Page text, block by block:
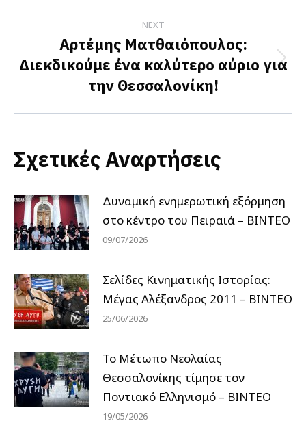
NEXT
Next
post:
Αρτέμης Ματθαιόπουλος:
Διεκδικούμε ένα καλύτερο αύριο για
την Θεσσαλονίκη!
Σχετικές Αναρτήσεις
Δυναμική ενημερωτική εξόρμηση
στο κέντρο του Πειραιά – ΒΙΝΤΕΟ
09/07/2026
Σελίδες Κινηματικής Ιστορίας:
Μέγας Αλέξανδρος 2011 – ΒΙΝΤΕΟ
25/06/2026
Το Μέτωπο Νεολαίας
Θεσσαλονίκης τίμησε τον
Ποντιακό Ελληνισμό – ΒΙΝΤΕΟ
19/05/2026